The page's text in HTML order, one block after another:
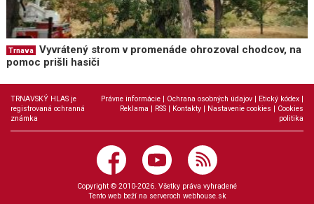
Trnava
Vyvrátený strom v promenáde ohrozoval chodcov, na
pomoc prišli hasiči
TRNAVSKÝ HLAS je
registrovaná ochranná
známka
Právne informácie | Ochrana osobných údajov | Etický kódex |
Reklama | RSS | Kontakty | Nastavenie cookies | Cookies
politika
Copyright © 2010-2026. Všetky práva vyhradené
Tento web beží na serveroch webhouse.sk